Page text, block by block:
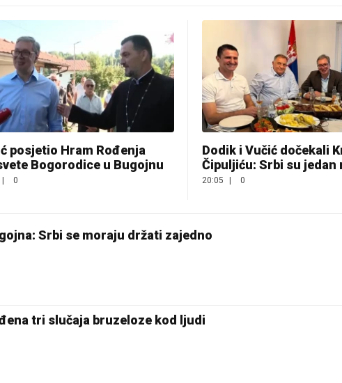
posjetio Hram Rođenja
Bogorodice u Bugojnu
0
Dodik i Vučić dočekali
Čipuljiću: Srbi su jedan
20:05 0
Srbi se moraju držati zajedno
tri slučaja bruzeloze kod ljudi